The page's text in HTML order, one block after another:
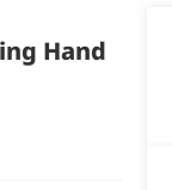
Hand